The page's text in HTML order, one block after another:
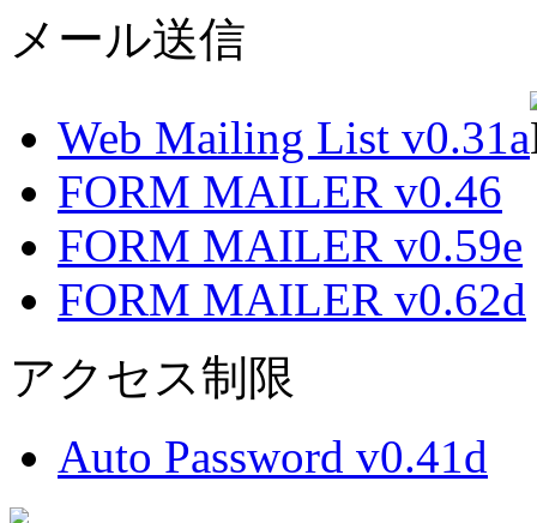
メール送信
Web Mailing List v0.31a
FORM MAILER v0.46
FORM MAILER v0.59e
FORM MAILER v0.62d
アクセス制限
Auto Password v0.41d